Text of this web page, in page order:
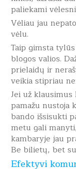
paliekami
Vėliau jau
vėlu.
Taip gimsta
blogos valios.
prielaidų ir
veikia stipriau
Jei už
pamažu nustoja
bando išsisukti
metu gali
kambaryje jau
Be bilietų, bet
Efektyvi